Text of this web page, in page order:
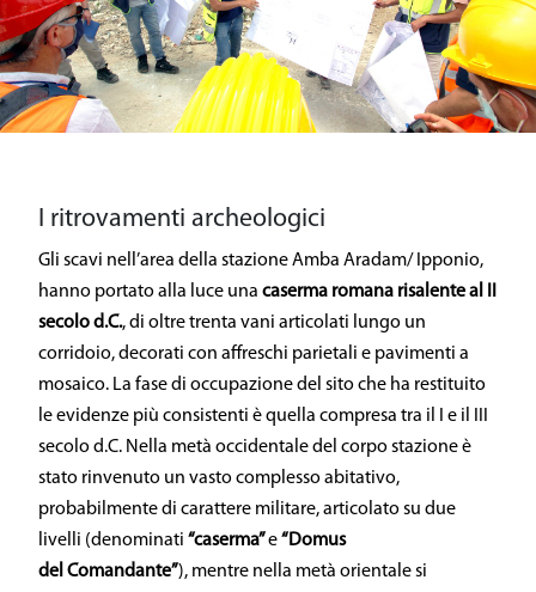
I ritrovamenti archeologici
Gli scavi nell’area della stazione Amba Aradam/ Ipponio,
hanno portato alla luce una caserma romana risalente al II
secolo d.C., di oltre trenta vani articolati lungo un
corridoio, decorati con affreschi parietali e pavimenti a
mosaico. La fase di occupazione del sito che ha restituito
le evidenze più consistenti è quella compresa tra il I e il III
secolo d.C. Nella metà occidentale del corpo stazione è
stato rinvenuto un vasto complesso abitativo,
probabilmente di carattere militare, articolato su due
livelli (denominati “caserma”e“Domus
delComandante”), mentre nella metà orientale si